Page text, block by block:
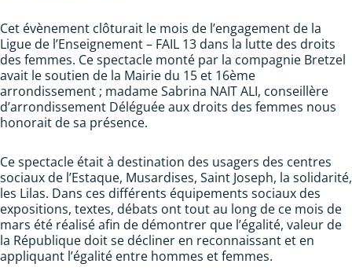
Cet évènement clôturait le mois de l’engagement de la
Ligue de l’Enseignement – FAIL 13 dans la lutte des droits
des femmes. Ce spectacle monté par la compagnie Bretzel
avait le soutien de la Mairie du 15 et 16ème
arrondissement ; madame Sabrina NAIT ALI, conseillère
d’arrondissement Déléguée aux droits des femmes nous
honorait de sa présence.
Ce spectacle était à destination des usagers des centres
sociaux de l’Estaque, Musardises, Saint Joseph, la solidarité,
les Lilas. Dans ces différents équipements sociaux des
expositions, textes, débats ont tout au long de ce mois de
mars été réalisé afin de démontrer que l’égalité, valeur de
la République doit se décliner en reconnaissant et en
appliquant l’égalité entre hommes et femmes.